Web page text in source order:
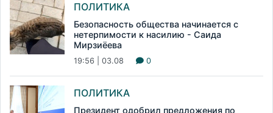
ПОЛИТИКА
Безопасность общества начинается с
нетерпимости к насилию - Саида
Мирзиёева
19:56 | 03.08 0
ПОЛИТИКА
Президент одобрил предложения по